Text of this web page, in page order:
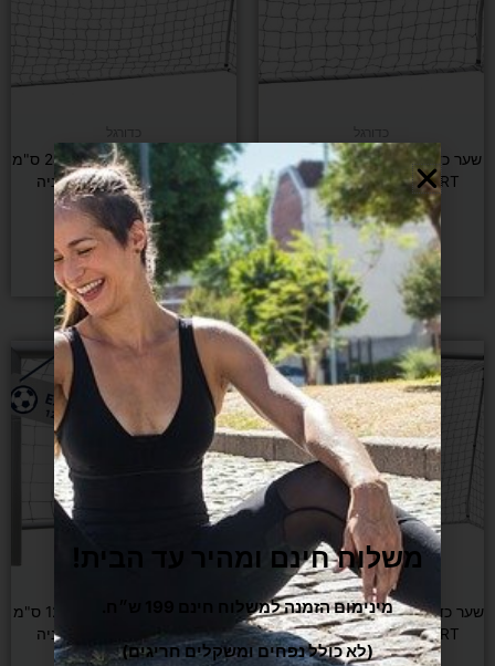
HUDORA EXPERT גרמניה
*משלוח חינם*
₪790
הוספה לסל
שער כדורגל ברזל מקצועי 240 ס"מ
HUDORA EXPERT גרמניה
*משלוח חינם*
₪ 990
הוספה לסל
כדורגל
שער כדורגל ברזל מקצועי 300 ס"מ
HUDORA EXPERT גרמניה
*משלוח חינם*
שער כדורגל ברזל מקצועי 120 ס"מ
HUDORA EXPERT גרמניה
*משלוח חינם*
משלוח חינם ומהיר עד הבית!
מינימום הזמנה למשלוח חינם 199 ש״ח.
(לא כולל נפחים ומשקלים חריגים)